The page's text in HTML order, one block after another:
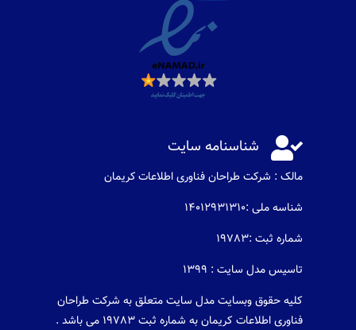
 شناسنامه سایت
مالک : شرکت طراحان فناوری اطلاعات كريمان
شناسه ملی :14012931310
شماره ثبت :19783
تاسیس مدل سایت : 1399
کلیه حقوق وبسایت مدل سایت متعلق به شرکت طراحان
فناوری اطلاعات کریمان به شماره ثبت 19783 می باشد .